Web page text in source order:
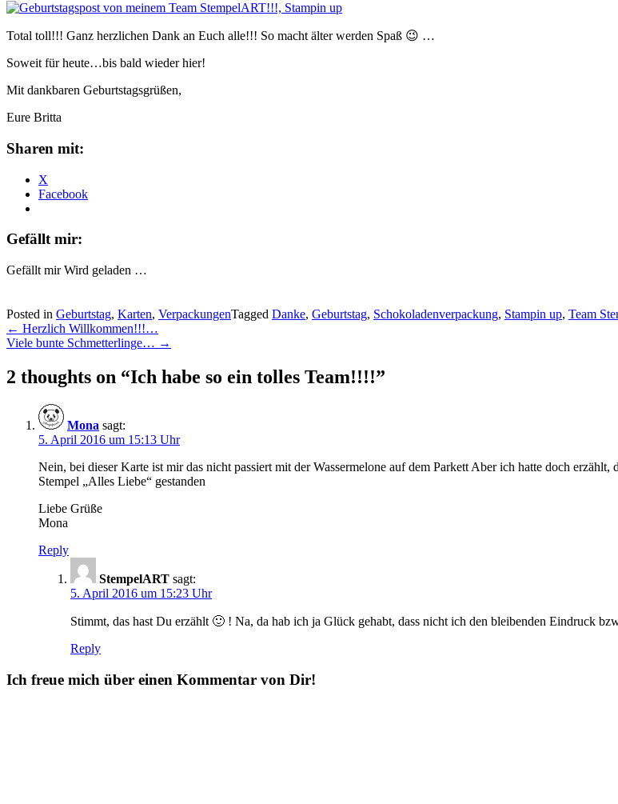
Total toll!!! Ganz herzlichen Dank an Euch alle!!! So macht älter werden Spaß 😉 …
Soweit für heute…bis bald wieder hier!
Mit dankbaren Geburtstagsgrüßen,
Eure Britta
Sharen mit:
X
Facebook
Gefällt mir:
Gefällt mir Wird geladen …
Posted in Geburtstag, Karten, VerpackungenTagged Danke, Geburtstag, Schokoladenverpackung, Stampin up, Team
Post
navigation
← Herzlich Willkommen!!!…
Viele bunte Schmetterlinge… →
2 thoughts on “Ich habe so ein tolles Team!!!!”
Mona sagt:
5. April 2016 um 15:13 Uhr
Nein, bei dieser Karte ist mir das nicht passiert mit der Wassermelone auf dem Parkett Aber ich hatte doch
Stempel „Alles Liebe“ gestanden
Liebe Grüße
Mona
Reply
StempelART sagt:
5. April 2016 um 15:23 Uhr
Stimmt, das hast Du erzählt 🙂 ! Na, da hab ich ja Glück gehabt, dass nicht ich den bleibenden Eindruck
Reply
Ich freue mich über einen Kommentar von Dir!